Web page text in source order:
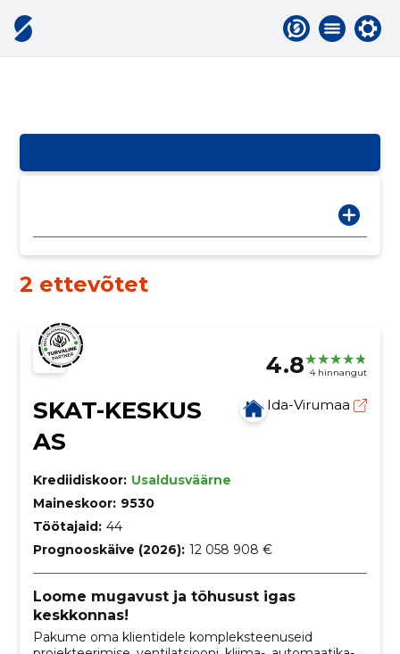
2 ettevõtet
4.8 4 hinnangut
SKAT-KESKUS
AS
Ida-Virumaa
Krediidiskoor: Usaldusväärne
Maineskoor: 9530
Töötajaid: 44
Prognooskäive (2026): 12 058 908 €
Loome mugavust ja tõhusust igas
keskkonnas!
Pakume oma klientidele kompleksteenuseid